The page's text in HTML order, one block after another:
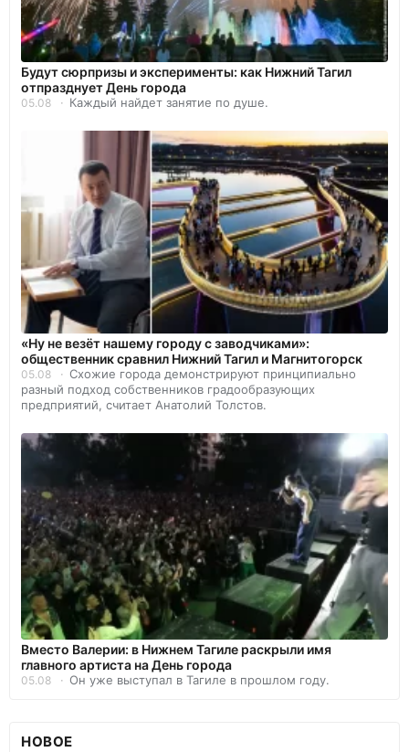
Будут сюрпризы и эксперименты: как Нижний Тагил
отпразднует День города
05.08 Каждый найдет занятие по душе.
«Ну не везёт нашему городу с заводчиками»:
общественник сравнил Нижний Тагил и Магнитогорск
05.08
Схожие города демонстрируют принципиально
разный подход собственников градообразующих
предприятий, считает Анатолий Толстов.
Вместо Валерии: в Нижнем Тагиле раскрыли имя
главного артиста на День города
05.08 Он уже выступал в Тагиле в прошлом году.
НОВОЕ